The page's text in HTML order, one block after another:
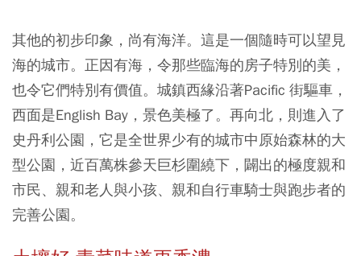
其他的初步印象，尚有海洋。這是一個隨時可以望見
海的城市。正因有海，令那些臨海的房子特別的美，
也令它們特別有價值。城鎮西緣沿著Pacific 街驅車，
西面是English Bay，景色美極了。再向北，則進入了
史丹利公園，它是全世界少有的城市中原始森林的大
型公園，近百萬株參天巨杉圍繞下，闢出的極度親和
市民、親和老人與小孩、親和自行車騎士與跑步者的
完善公園。